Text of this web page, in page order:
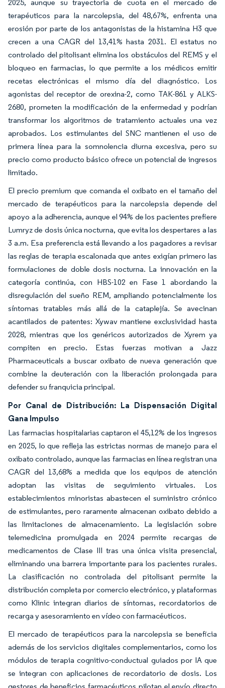
2025, aunque su trayectoria de cuota en el mercado de
terapéuticos para la narcolepsia, del 48,67%, enfrenta una
erosión por parte de los antagonistas de la histamina H3 que
crecen a una CAGR del 13,41% hasta 2031. El estatus no
controlado del pitolisant elimina los obstáculos del REMS y el
bloqueo en farmacias, lo que permite a los médicos emitir
recetas electrónicas el mismo día del diagnóstico. Los
agonistas del receptor de orexina-2, como TAK-861 y ALKS-
2680, prometen la modificación de la enfermedad y podrían
transformar los algoritmos de tratamiento actuales una vez
aprobados. Los estimulantes del SNC mantienen el uso de
primera línea para la somnolencia diurna excesiva, pero su
precio como producto básico ofrece un potencial de ingresos
limitado.
El precio premium que comanda el oxibato en el tamaño del
mercado de terapéuticos para la narcolepsia depende del
apoyo a la adherencia, aunque el 94% de los pacientes prefiere
Lumryz de dosis única nocturna, que evita los despertares a las
3 a.m. Esa preferencia está llevando a los pagadores a revisar
las reglas de terapia escalonada que antes exigían primero las
formulaciones de doble dosis nocturna. La innovación en la
categoría continúa, con HBS-102 en Fase 1 abordando la
disregulación del sueño REM, ampliando potencialmente los
síntomas tratables más allá de la cataplejía. Se avecinan
acantilados de patentes: Xywav mantiene exclusividad hasta
2028, mientras que los genéricos autorizados de Xyrem ya
compiten en precio. Estas fuerzas motivan a Jazz
Pharmaceuticals a buscar oxibato de nueva generación que
combine la deuteración con la liberación prolongada para
defender su franquicia principal.
Por Canal de Distribución: La Dispensación Digital
Gana Impulso
Las farmacias hospitalarias captaron el 45,12% de los ingresos
en 2025, lo que refleja las estrictas normas de manejo para el
oxibato controlado, aunque las farmacias en línea registran una
CAGR del 13,68% a medida que los equipos de atención
adoptan las visitas de seguimiento virtuales. Los
establecimientos minoristas abastecen el suministro crónico
de estimulantes, pero raramente almacenan oxibato debido a
las limitaciones de almacenamiento. La legislación sobre
telemedicina promulgada en 2024 permite recargas de
medicamentos de Clase III tras una única visita presencial,
eliminando una barrera importante para los pacientes rurales.
La clasificación no controlada del pitolisant permite la
distribución completa por comercio electrónico, y plataformas
como Klinic integran diarios de síntomas, recordatorios de
recarga y asesoramiento en vídeo con farmacéuticos.
El mercado de terapéuticos para la narcolepsia se beneficia
además de los servicios digitales complementarios, como los
módulos de terapia cognitivo-conductual guiados por IA que
se integran con aplicaciones de recordatorio de dosis. Los